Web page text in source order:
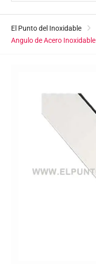
El Punto del Inoxidable
Angulo de Acero Inoxidable